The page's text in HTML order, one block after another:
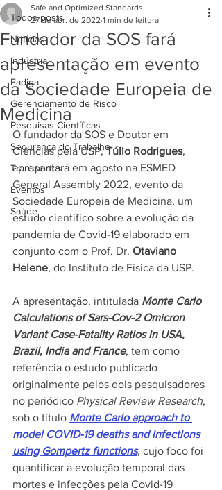
Todos posts
Notícias
Indústria
Fadiga
Gerenciamento de Risco
Pesquisas Científicas
Segurança do Trabalho
Transportes
Eventos
Saúde
Fundador da SOS fará
apresentação em evento
da Sociedade Europeia de
Medicina
Safe and Optimized Standards
27 de abr. de 2022 1 min de leitura
O fundador da SOS e Doutor em
Ciências pela USP, Túlio Rodrigues,
apresentará em agosto na ESMED
General Assembly 2022, evento da
Sociedade Europeia de Medicina, um
estudo científico sobre a evolução da
pandemia de Covid-19 elaborado em
conjunto com o Prof. Dr. Otaviano
Helene, do Instituto de Física da USP.
A apresentação, intitulada Monte Carlo
Calculations of Sars-Cov-2 Omicron
Variant Case-Fatality Ratios in USA,
Brazil, India and France, tem como
referência o estudo publicado
originalmente pelos dois pesquisadores
no periódico Physical Review Research,
sob o título Monte Carlo approach to
model COVID-19 deaths and infections
using Gompertz functions, cujo foco foi
quantificar a evolução temporal das
mortes e infecções pela Covid-19